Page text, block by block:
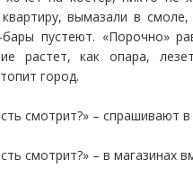
квартиру, вымазали в
бары пустеют. «Порочно»
растет, как опара,
город.
смотрит?» – спрашивают
смотрит?» – в магазинах